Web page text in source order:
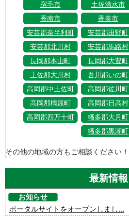
宿毛市
土佐清水市
香南市
香美市
安芸郡奈半利町
安芸郡田野町
安芸郡北川村
安芸郡馬路村
長岡郡本山町
長岡郡大豊町
土佐郡大川村
吾川郡いの町
高岡郡中土佐町
高岡郡佐川町
高岡郡檮原町
高岡郡日高村
高岡郡四万十町
幡多郡大月町
幡多郡黒潮町
その他の地域の方もご相談ください！
最新情報
お知らせ
ポータルサイトをオープンしまし...